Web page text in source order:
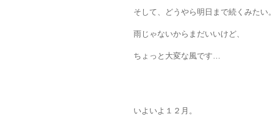
そして、どうやら明日まで続くみたい。
雨じゃないからまだいいけど、
ちょっと大変な風です…
いよいよ１２月。